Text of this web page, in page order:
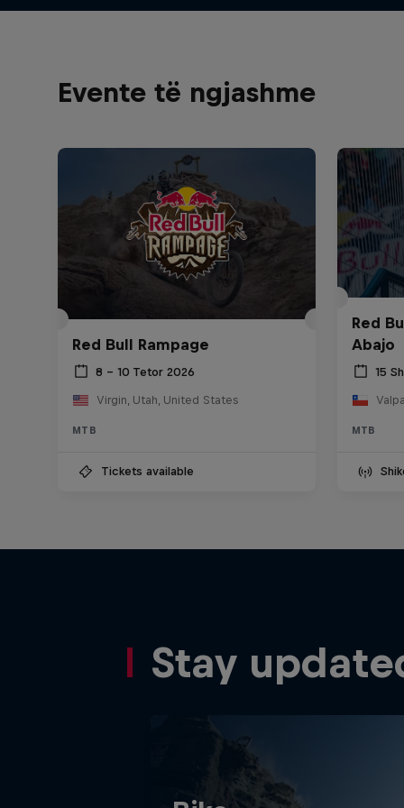
Evente të ngjashme
Red Bull Rampage
8 – 10 Tetor 2026
Virgin, Utah, United States
MTB
Tickets available
Red
Abajo
15
MTB
Stay